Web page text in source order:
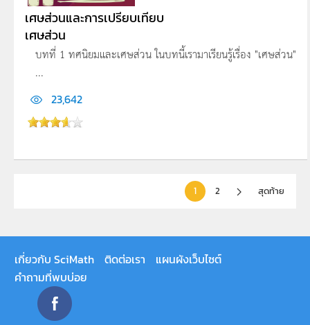
เศษส่วนและการเปรียบเทียบ
เศษส่วน
บทที่ 1 ทศนิยมและเศษส่วน ในบทนี้เรามาเรียนรู้เรื่อง "เศษส่วน"
...
23,642
1 2 สุดท้าย
เกี่ยวกับ SciMath ติดต่อเรา
แผนผังเว็บไซต์
คำถามที่พบบ่อย